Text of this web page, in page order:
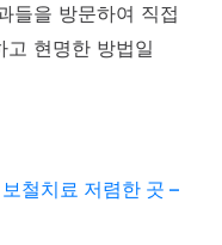
들을 방문하여 직접
고 현명한 방법일
철치료 저렴한 곳 –